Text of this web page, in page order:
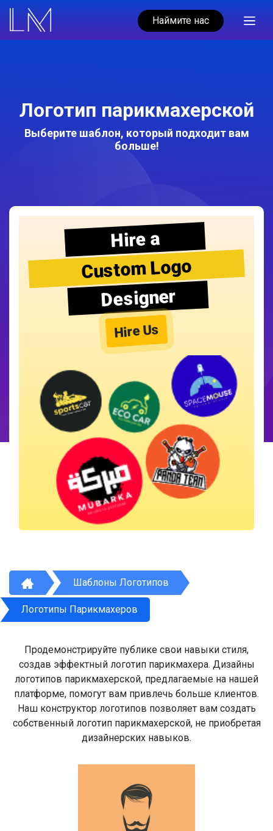
Наймите нас
Логотип парикмахерской
Выберите шаблон, который подходит вам
больше!
Hire a
Custom Logo
Designer
Hire Us
Шаблоны Логотипов
Логотипы Парикмахеров
Продемонстрируйте публике свои навыки стиля,
создав эффектный логотип парикмахера. Дизайны
логотипов парикмахерской, предлагаемые на нашей
платформе, помогут вам привлечь больше клиентов.
Наш конструктор логотипов позволяет вам создать
собственный логотип парикмахерской, не приобретая
дизайнерских навыков.